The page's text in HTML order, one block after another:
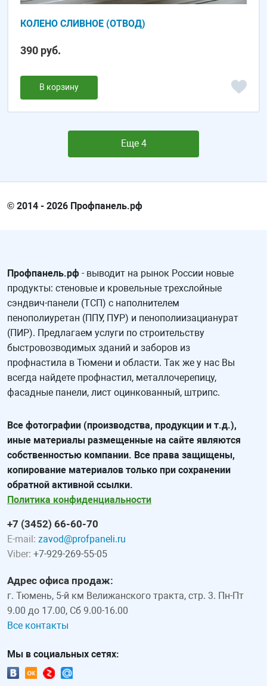
КОЛЕНО СЛИВНОЕ (ОТВОД)
390 руб.
В корзину
Еще 4
© 2014 - 2026 Профпанель.рф
Профпанель.рф - выводит на рынок России новые
продукты: стеновые и кровельные трехслойные
сэндвич-панели (ТСП) с наполнителем
пенополиуретан (ППУ, ПУР) и пенополиизацианурат
(ПИР). Предлагаем услуги по строительству
быстровозводимых зданий и заборов из
профнастила в Тюмени и области. Так же у нас Вы
всегда найдете профнастил, металлочерепицу,
фасадные панели, лист оцинкованный, штрипс.
Все фотографии (производства, продукции и т.д.),
иные материалы размещенные на сайте являются
собственностью компании. Все права защищены,
копирование материалов только при сохранении
обратной активной ссылки.
Политика конфиденциальности
+7 (3452) 66-60-70
E-mail: zavod@profpaneli.ru
Viber: +7-929-269-55-05
Адрес офиса продаж:
г. Тюмень, 5-й км Велижанского тракта, стр. 3. Пн-Пт
9.00 до 17.00, Сб 9.00-16.00
Все контакты
Мы в социальных сетях: